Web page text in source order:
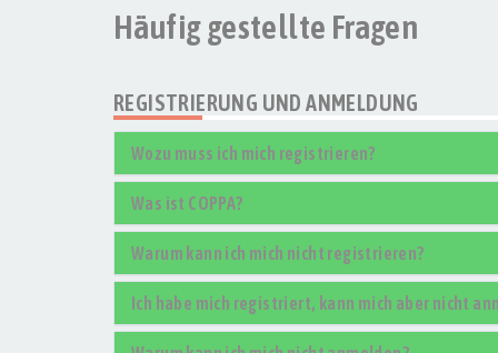
Häufig gestellte Fragen
REGISTRIERUNG UND ANMELDUNG
Wozu muss ich mich registrieren?
Was ist COPPA?
Warum kann ich mich nicht registrieren?
Ich habe mich registriert, kann mich aber nicht